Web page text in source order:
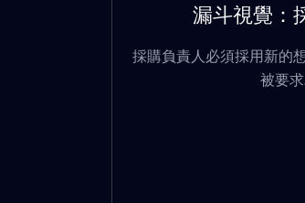
漏斗視覺：
採購負責人必須採用新的
被要